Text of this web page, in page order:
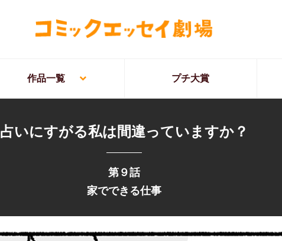
作品一覧 プチ大賞
占いにすがる私は間違っていますか？
第９話
家でできる仕事